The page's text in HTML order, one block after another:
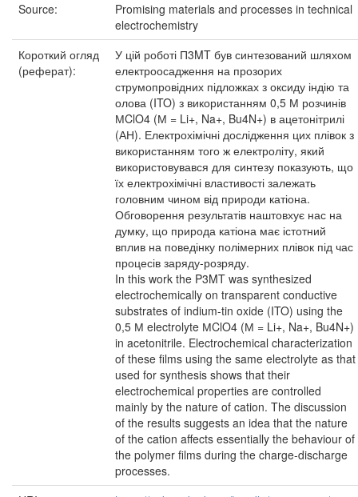
Source:
Promising materials and processes in technical
electrochemistry
Короткий огляд
(реферат):
У цій роботі П3MT був синтезований шляхом
електроосадження на прозорих
струмопровідних підложках з оксиду індію та
олова (ITO) з використанням 0,5 М розчинів
МClO4 (М = Li+, Na+, Bu4N+) в ацетонітрилі
(АН). Електрохімічні дослідження цих плівок з
використанням того ж електроліту, який
використовувався для синтезу показують, що
їх електрохімічні властивості залежать
головним чином від природи катіона.
Обговорення результатів наштовхує нас на
думку, що природа катіона має істотний
вплив на поведінку полімерних плівок під час
процесів заряду-розряду.
In this work the P3MT was synthesized
electrochemically on transparent conductive
substrates of indium-tin oxide (ITO) using the
0,5 М electrolyte МClO4 (М = Li+, Na+, Bu4N+)
in acetonitrile. Electrochemical characterization
of these films using the same electrolyte as that
used for synthesis shows that their
electrochemical properties are controlled
mainly by the nature of cation. The discussion
of the results suggests an idea that the nature
of the cation affects essentially the behaviour of
the polymer films during the charge-discharge
processes.